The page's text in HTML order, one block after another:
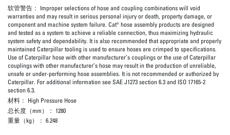
软管警告： Improper selections of hose and coupling combinations will void
warranties and may result in serious personal injury or death, property damage, or
component and machine system failure. Cat® hose assembly products are designed
and tested as a system to achieve a reliable connection, thus maximizing hydraulic
system safety and dependability. It is also recommended that appropriate and properly
maintained Caterpillar tooling is used to ensure hoses are crimped to specifications.
Use of Caterpillar hose with other manufacturer’s couplings or the use of Caterpillar
couplings with other manufacturer’s hose may result in the production of unreliable,
unsafe or under-performing hose assemblies. It is not recommended or authorized by
Caterpillar. For additional information see SAE J1273 section 6.3 and ISO 17165-2
section 6.3.
材料： High Pressure Hose
总长度（mm）： 1280
重量（kg）： 6.248